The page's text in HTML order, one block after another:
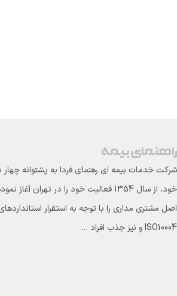
شرکت خدمات بیمه ای رهنمای فردا به پشتوانه چهار
خود، از سال 1354 فعالیت خود را در تهران
ISO10004 و نیز جذب افراد …